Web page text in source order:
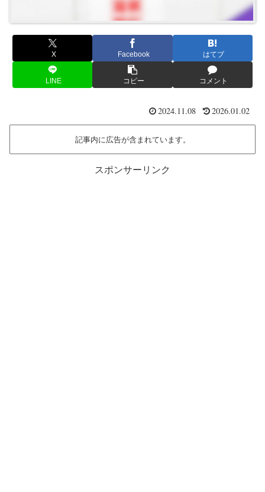
X Facebook はてブ
LINE コピー コメント
2024.11.08 2026.01.02
記事内に広告が含まれています。
スポンサーリンク